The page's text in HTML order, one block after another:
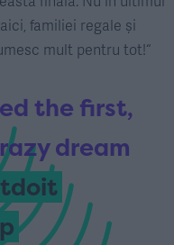
familiei regale și
mult pentru tot!“
the first,
dream